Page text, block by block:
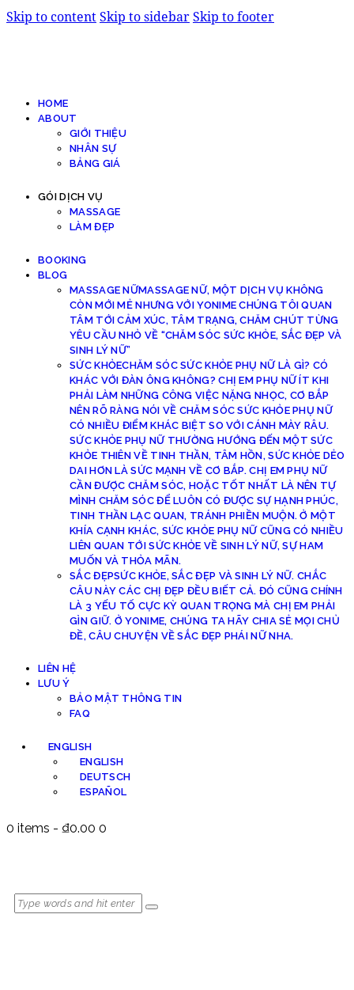
Skip to contentSkip to sidebarSkip to footer
HOME
ABOUT
GIỚI THIỆU
NHÂN SỰ
BẢNG GIÁ
GÓI DỊCH VỤ
MASSAGE
LÀM ĐẸP
BOOKING
BLOG
MASSAGE NỮMASSAGE NỮ, MỘT DỊCH VỤ KHÔNG
CÒN MỚI MẺ NHƯNG VỚI YONIME CHÚNG TÔI QUAN
TÂM TỚI CẢM XÚC, TÂM TRẠNG, CHĂM CHÚT TỪNG
YÊU CẦU NHỎ VỀ “CHĂM SÓC SỨC KHỎE, SẮC ĐẸP VÀ
SINH LÝ NỮ”
SỨC KHỎECHĂM SÓC SỨC KHỎE PHỤ NỮ LÀ GÌ? CÓ
KHÁC VỚI ĐÀN ÔNG KHÔNG? CHỊ EM PHỤ NỮ ÍT KHI
PHẢI LÀM NHỮNG CÔNG VIỆC NẶNG NHỌC, CƠ BẮP
NÊN RÕ RÀNG NÓI VỀ CHĂM SÓC SỨC KHỎE PHỤ NỮ
CÓ NHIỀU ĐIỂM KHÁC BIỆT SO VỚI CÁNH MÀY RÂU.
SỨC KHỎE PHỤ NỮ THƯỜNG HƯỚNG ĐẾN MỘT SỨC
KHỎE THIÊN VỀ TINH THẦN, TÂM HỒN, SỨC KHỎE DẺO
DAI HƠN LÀ SỨC MẠNH VỀ CƠ BẮP. CHỊ EM PHỤ NỮ
CẦN ĐƯỢC CHĂM SÓC, HOẶC TỐT NHẤT LÀ NÊN TỰ
MÌNH CHĂM SÓC ĐỂ LUÔN CÓ ĐƯỢC SỰ HẠNH PHÚC,
TINH THẦN LẠC QUAN, TRÁNH PHIỀN MUỘN. Ở MỘT
KHÍA CẠNH KHÁC, SỨC KHỎE PHỤ NỮ CŨNG CÓ NHIỀU
LIÊN QUAN TỚI SỨC KHỎE VỀ SINH LÝ NỮ, SỰ HAM
MUỐN VÀ THỎA MÃN.
SẮC ĐẸPSỨC KHỎE, SẮC ĐẸP VÀ SINH LÝ NỮ. CHẮC
CÂU NÀY CÁC CHỊ ĐẸP ĐỀU BIẾT CẢ. ĐÓ CŨNG CHÍNH
LÀ 3 YẾU TỐ CỰC KỲ QUAN TRỌNG MÀ CHỊ EM PHẢI
GÌN GIỮ. Ở YONIME, CHÚNG TA HÃY CHIA SẺ MỌI CHỦ
ĐỀ, CÂU CHUYỆN VỀ SẮC ĐẸP PHÁI NỮ NHA.
LIÊN HỆ
LƯU Ý
BẢO MẬT THÔNG TIN
FAQ
ENGLISH
ENGLISH
DEUTSCH
ESPAÑOL
0 items - ₫0.00 0